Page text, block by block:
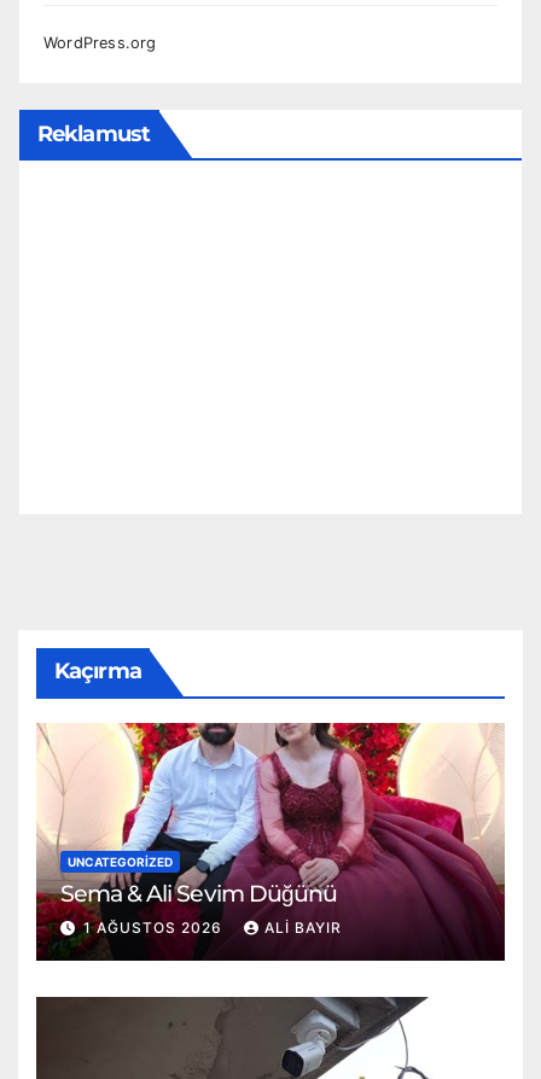
WordPress.org
Reklamust
Kaçırma
UNCATEGORIZED
Sema & Ali Sevim Düğünü
1 AĞUSTOS 2026 ALI BAYIR